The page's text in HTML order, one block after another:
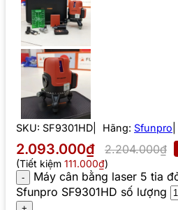
SKU: SF9301HD Hãng: Sfunpro
2.093.000₫ 2.204.000₫
(Tiết kiệm 111.000₫)
Máy cân bằng laser 5 tia
Sfunpro SF9301HD số lượng